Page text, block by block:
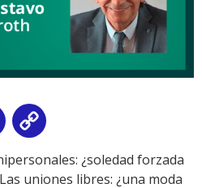
Email
Link ¿soledad forzada
uniones libres: ¿una moda